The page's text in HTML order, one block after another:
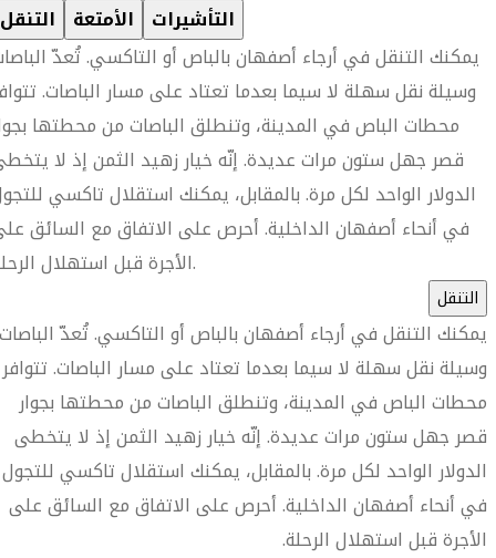
التنقل الأمتعة التأشيرات
يمكنك التنقل في أرجاء أصفهان بالباص أو التاكسي. تُعدّ
وسيلة نقل سهلة لا سيما بعدما تعتاد على مسار الباصات.
محطات الباص في المدينة، وتنطلق الباصات من محطتها
قصر جهل ستون مرات عديدة. إنّه خيار زهيد الثمن إذ لا
الدولار الواحد لكل مرة. بالمقابل، يمكنك استقلال تاكسي
في أنحاء أصفهان الداخلية. أحرص على الاتفاق مع السائق
الأجرة قبل استهلال الرحلة.
التنقل
يمكنك التنقل في أرجاء أصفهان بالباص أو التاكسي. تُعدّ الباصات
وسيلة نقل سهلة لا سيما بعدما تعتاد على مسار الباصات. تتوافر
محطات الباص في المدينة، وتنطلق الباصات من محطتها بجوار
قصر جهل ستون مرات عديدة. إنّه خيار زهيد الثمن إذ لا يتخطى
الدولار الواحد لكل مرة. بالمقابل، يمكنك استقلال تاكسي للتجول
في أنحاء أصفهان الداخلية. أحرص على الاتفاق مع السائق على
الأجرة قبل استهلال الرحلة.